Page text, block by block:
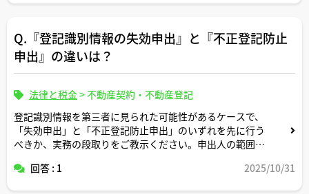
が・いつまでに・どの費用負担で行うか」が特約に明記さ
れていません。
建物に関する条項（登記義務や費用負担、ローンが通らな
ょうか。
アドバイスよろしくお願いします。
Q.『登記識別情報の失効申出』と『不正登記防止
申出』の違いは？
法律と税金>不動産契約・不動産登記
登記識別情報を第三者に見られた可能性があるケースで、
「失効申出」と「不正登記防止申出」のいずれを先に行う
べきか、実務の段取りをご教示ください。申出人の範囲、
ど、ご経験談もぜひ伺いたいです。（参考：制度の趣旨や
回答 : 1 2025/10/31